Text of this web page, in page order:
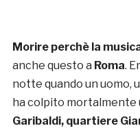
Morire perchè la
anche questo a Roma.
notte quando un uomo,
ha colpito mortalmente
Garibaldi, quartiere